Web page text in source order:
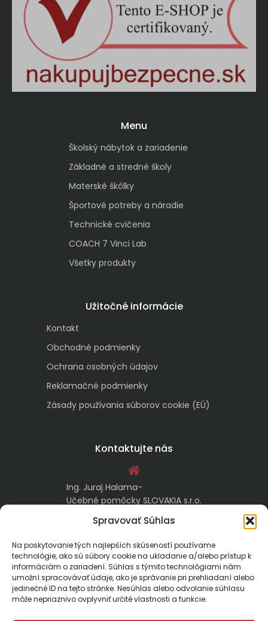
Spravovať Súhlas
Na poskytovanie tých najlepších skúseností používame
technológie, ako sú súbory cookie na ukladanie a/alebo prístup k
informáciám o zariadení. Súhlas s týmito technológiami nám
umožní spracovávať údaje, ako je správanie pri prehliadaní alebo
jedinečné ID na tejto stránke. Nesúhlas alebo odvolanie súhlasu
môže nepriaznivo ovplyvniť určité vlastnosti a funkcie.
Menu
Školský nábytok a zariadenie
Základné a stredné školy
Materské škôlky
Športové potreby a náradie
Technické cvičenia
COACH 7 Vinci Lab
Všetky produkty
Užitočné informácie
Kontakt
Obchodné podmienky
Ochrana osobných údajov
Reklamačné podmienky
Zásady používania súborov cookie (EÚ)
Kontaktujte nás
Ing. Juraj Halama-
Učebné pomôcky SLOVAKIA s.r.o.
974 05 Banská Bystrica
kontakt@ucebnepomockyslovakia.sk
0917 797 357, 048/410 18 88